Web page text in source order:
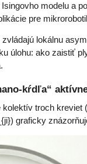
modelu a
pre
lokálnu
úlohu: ako zaistiť
kŕdľa“
troch
graficky